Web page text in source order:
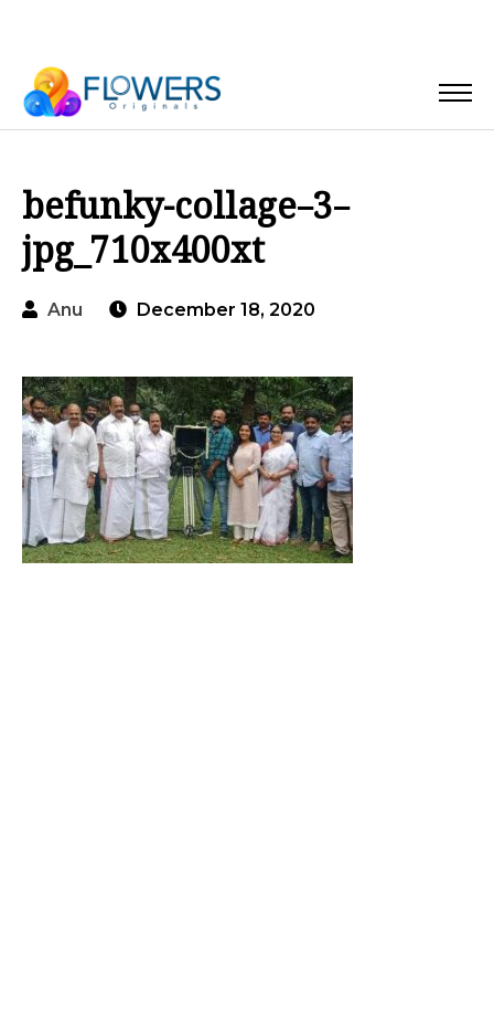
befunky-collage–3–
jpg_710x400xt
Anu December 18, 2020